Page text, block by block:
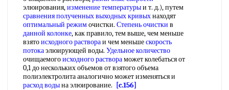
элюирования,изменение температурыи т. д.), путем
сравнения полученныхвыходных кривыхнаходят
оптимальный режимочистки. Степень очистки в
данной колонке, как правило, тем выше, чем меньше
взятоисходного раствораи чем меньшескорость
потокаэлюирующей воды. Удельное количество
очищаемогоисходного раствораможет колебаться от
0,1 до нескольких объемов от взятого объема
полиэлектролита аналогично может изменяться и
расход водына элюирование.
[c.156]